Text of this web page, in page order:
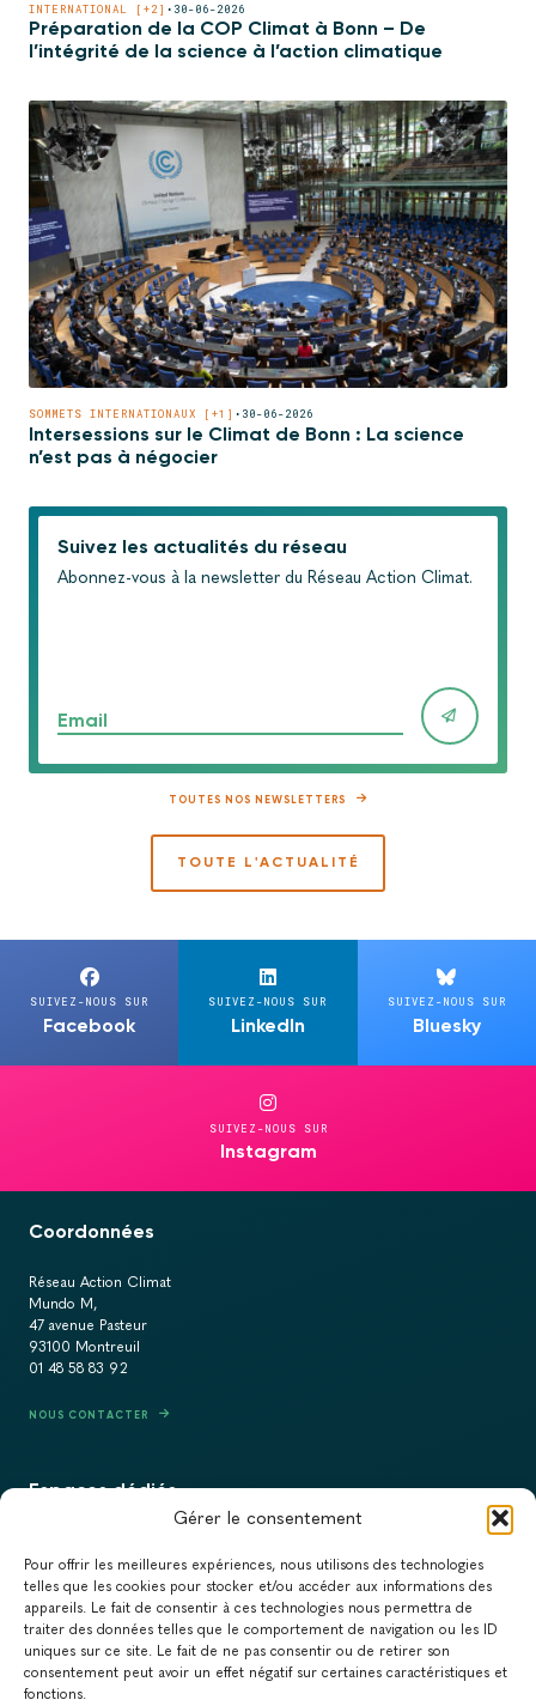
Gérer le consentement
Pour offrir les meilleures expériences, nous utilisons des technologies
telles que les cookies pour stocker et/ou accéder aux informations des
appareils. Le fait de consentir à ces technologies nous permettra de
traiter des données telles que le comportement de navigation ou les ID
uniques sur ce site. Le fait de ne pas consentir ou de retirer son
consentement peut avoir un effet négatif sur certaines caractéristiques et
fonctions.
INTERNATIONAL [+2] • 30-06-2026
Préparation de la COP Climat à Bonn – De
l’intégrité de la science à l’action climatique
SOMMETS INTERNATIONAUX [+1] • 30-06-2026
Intersessions sur le Climat de Bonn : La science
n’est pas à négocier
Suivez les actualités du réseau
Abonnez-vous à la newsletter du Réseau Action Climat.
Email
TOUTES NOS NEWSLETTERS
TOUTE L'ACTUALITÉ
SUIVEZ-NOUS SUR
Facebook
SUIVEZ-NOUS SUR
LinkedIn
SUIVEZ-NOUS SUR
Bluesky
SUIVEZ-NOUS SUR
Instagram
Coordonnées
Réseau Action Climat
Mundo M,
47 avenue Pasteur
93100 Montreuil
01 48 58 83 92
NOUS CONTACTER
Espaces dédiés
RECRUTEMENT
ACTUALITÉS
NEWSLETTER